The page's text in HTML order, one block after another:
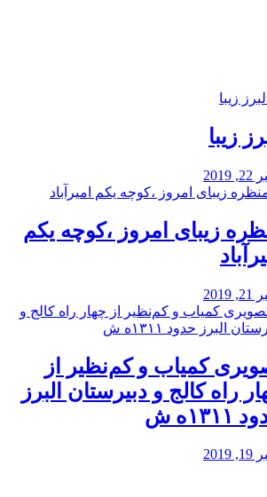
زیبا
زیبای امروز ،کوچه یکم
کمیاب و کم‌نظیر از
راه كالج و دبيرستان البرز
ش